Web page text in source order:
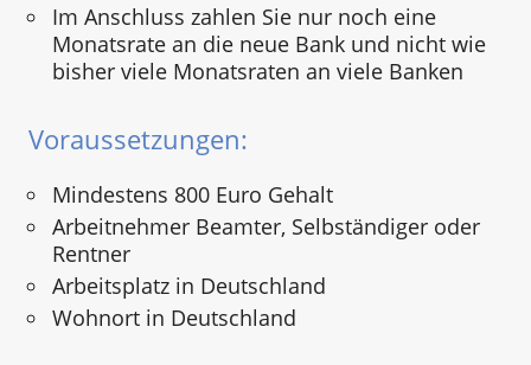
Im Anschluss zahlen Sie nur noch eine
Monatsrate an die neue Bank und nicht wie
bisher viele Monatsraten an viele Banken
Voraussetzungen:
Mindestens 800 Euro Gehalt
Arbeitnehmer Beamter, Selbständiger oder
Rentner
Arbeitsplatz in Deutschland
Wohnort in Deutschland